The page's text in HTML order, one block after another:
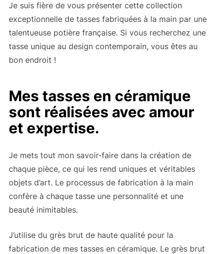
Je suis fière de vous présenter cette collection
exceptionnelle de tasses fabriquées à la main par une
talentueuse potière française. Si vous recherchez une
tasse unique au design contemporain, vous êtes au
bon endroit !
Mes tasses en céramique
sont réalisées avec amour
et expertise.
Je mets tout mon savoir-faire dans la création de
chaque pièce, ce qui les rend uniques et véritables
objets d’art. Le processus de fabrication à la main
confère à chaque tasse une personnalité et une
beauté inimitables.
J’utilise du grès brut de haute qualité pour la
fabrication de mes tasses en céramique. Le grès brut